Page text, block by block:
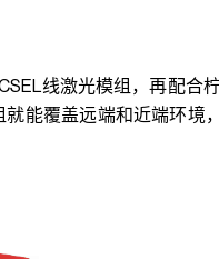
线激光模组，再配合
就能覆盖远端和近端环境